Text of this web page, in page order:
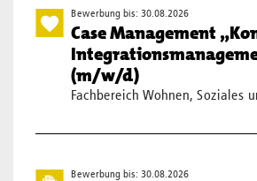
Bewerbung bis: 30.08.2026
Case Management
(m/w/d)
Fachbereich Wohnen, Soziales
Bewerbung bis: 30.08.2026